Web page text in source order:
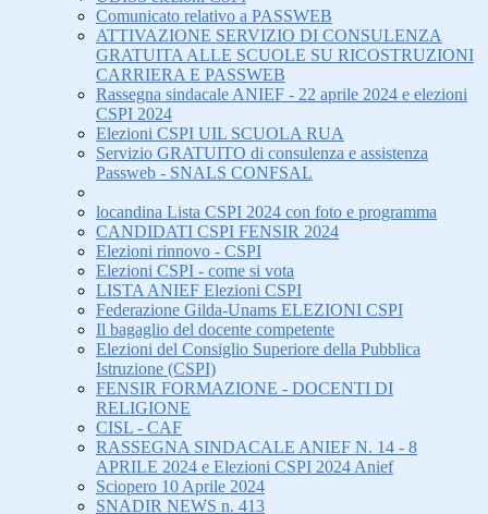
Comunicato relativo a PASSWEB
ATTIVAZIONE SERVIZIO DI CONSULENZA
GRATUITA ALLE SCUOLE SU RICOSTRUZIONI
CARRIERA E PASSWEB
Rassegna sindacale ANIEF - 22 aprile 2024 e elezioni
CSPI 2024
Elezioni CSPI UIL SCUOLA RUA
Servizio GRATUITO di consulenza e assistenza
Passweb - SNALS CONFSAL
locandina Lista CSPI 2024 con foto e programma
CANDIDATI CSPI FENSIR 2024
Elezioni rinnovo - CSPI
Elezioni CSPI - come si vota
LISTA ANIEF Elezioni CSPI
Federazione Gilda-Unams ELEZIONI CSPI
Il bagaglio del docente competente
Elezioni del Consiglio Superiore della Pubblica
Istruzione (CSPI)
FENSIR FORMAZIONE - DOCENTI DI
RELIGIONE
CISL - CAF
RASSEGNA SINDACALE ANIEF N. 14 - 8
APRILE 2024 e Elezioni CSPI 2024 Anief
Sciopero 10 Aprile 2024
SNADIR NEWS n. 413